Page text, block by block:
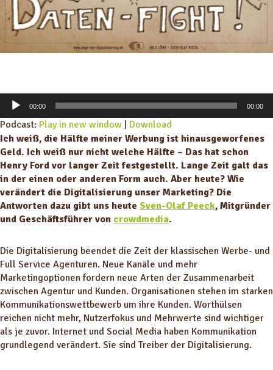
d
i
o
-
P
l
a
y
r
00:00 00:00
Podcast: Play in new window
Download
Ich weiß, die Hälfte meiner Werbung ist hinausgeworfenes
Geld. Ich weiß nur nicht welche Hälfte – Das hat schon
Henry Ford vor langer Zeit festgestellt. Lange Zeit galt das
in der einen oder anderen Form auch. Aber heute? Wie
verändert die Digitalisierung unser Marketing? Die
Antworten dazu gibt uns heute Sven-Olaf Peeck, Mitgründer
und Geschäftsführer von crowdmedia.
Die Digitalisierung beendet die Zeit der klassischen Werbe- und
Full Service Agenturen. Neue Kanäle und mehr
Marketingoptionen fordern neue Arten der Zusammenarbeit
zwischen Agentur und Kunden. Organisationen stehen im starken
Kommunikationswettbewerb um ihre Kunden. Worthülsen
reichen nicht mehr, Nutzerfokus und Mehrwerte sind wichtiger
als je zuvor. Internet und Social Media haben Kommunikation
grundlegend verändert. Sie sind Treiber der Digitalisierung.